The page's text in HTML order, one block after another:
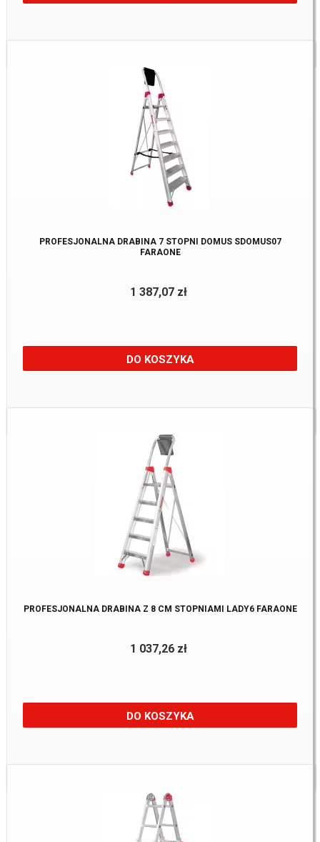
Dostępne:2 szt
PROFESJONALNA DRABINA 7 STOPNI DOMUS SDOMUS07
FARAONE
1 387,07 zł
DO KOSZYKA
Dostępne:2 szt
PROFESJONALNA DRABINA Z 8 CM STOPNIAMI LADY6 FARAONE
1 037,26 zł
DO KOSZYKA
Dostępne:2 szt